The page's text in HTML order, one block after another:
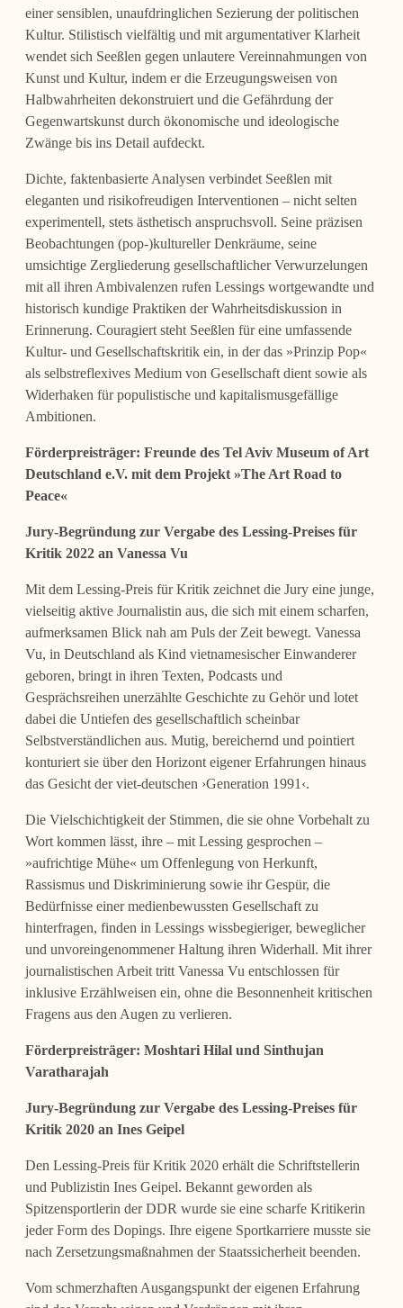
einer sensiblen, unaufdringlichen Sezierung der politischen
Kultur. Stilistisch vielfältig und mit argumentativer Klarheit
wendet sich Seeßlen gegen unlautere Vereinnahmungen von
Kunst und Kultur, indem er die Erzeugungsweisen von
Halbwahrheiten dekonstruiert und die Gefährdung der
Gegenwartskunst durch ökonomische und ideologische
Zwänge bis ins Detail aufdeckt.
Dichte, faktenbasierte Analysen verbindet Seeßlen mit
eleganten und risikofreudigen Interventionen – nicht selten
experimentell, stets ästhetisch anspruchsvoll. Seine präzisen
Beobachtungen (pop-)kultureller Denkräume, seine
umsichtige Zergliederung gesellschaftlicher Verwurzelungen
mit all ihren Ambivalenzen rufen Lessings wortgewandte und
historisch kundige Praktiken der Wahrheitsdiskussion in
Erinnerung. Couragiert steht Seeßlen für eine umfassende
Kultur- und Gesellschaftskritik ein, in der das »Prinzip Pop«
als selbstreflexives Medium von Gesellschaft dient sowie als
Widerhaken für populistische und kapitalismusgefällige
Ambitionen.
Förderpreisträger: Freunde des Tel Aviv Museum of Art
Deutschland e.V. mit dem Projekt »The Art Road to
Peace«
Jury-Begründung zur Vergabe des Lessing-Preises für
Kritik 2022 an Vanessa Vu
Mit dem Lessing-Preis für Kritik zeichnet die Jury eine junge,
vielseitig aktive Journalistin aus, die sich mit einem scharfen,
aufmerksamen Blick nah am Puls der Zeit bewegt. Vanessa
Vu, in Deutschland als Kind vietnamesischer Einwanderer
geboren, bringt in ihren Texten, Podcasts und
Gesprächsreihen unerzählte Geschichte zu Gehör und lotet
dabei die Untiefen des gesellschaftlich scheinbar
Selbstverständlichen aus. Mutig, bereichernd und pointiert
konturiert sie über den Horizont eigener Erfahrungen hinaus
das Gesicht der viet-deutschen ›Generation 1991‹.
Die Vielschichtigkeit der Stimmen, die sie ohne Vorbehalt zu
Wort kommen lässt, ihre ‒ mit Lessing gesprochen ‒
»aufrichtige Mühe« um Offenlegung von Herkunft,
Rassismus und Diskriminierung sowie ihr Gespür, die
Bedürfnisse einer medienbewussten Gesellschaft zu
hinterfragen, finden in Lessings wissbegieriger, beweglicher
und unvoreingenommener Haltung ihren Widerhall. Mit ihrer
journalistischen Arbeit tritt Vanessa Vu entschlossen für
inklusive Erzählweisen ein, ohne die Besonnenheit kritischen
Fragens aus den Augen zu verlieren.
Förderpreisträger: Moshtari Hilal und Sinthujan
Varatharajah
Jury-Begründung zur Vergabe des Lessing-Preises für
Kritik 2020 an Ines Geipel
Den Lessing-Preis für Kritik 2020 erhält die Schriftstellerin
und Publizistin Ines Geipel. Bekannt geworden als
Spitzensportlerin der DDR wurde sie eine scharfe Kritikerin
jeder Form des Dopings. Ihre eigene Sportkarriere musste sie
nach Zersetzungsmaßnahmen der Staatssicherheit beenden.
Vom schmerzhaften Ausgangspunkt der eigenen Erfahrung